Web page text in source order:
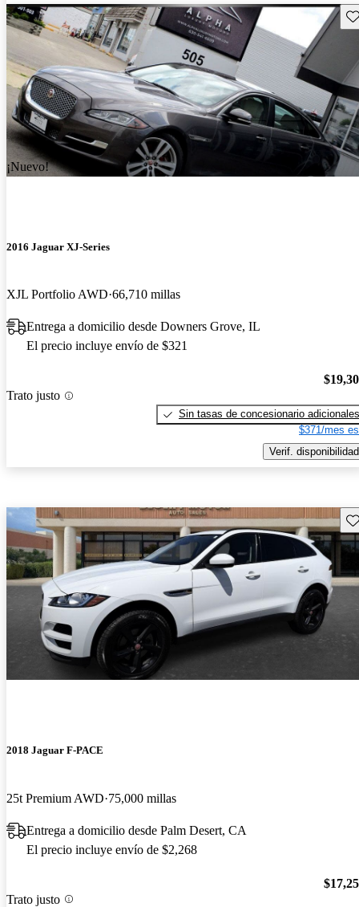
¡Nuevo!
2016 Jaguar XJ-Series
XJL Portfolio AWD 66,710 millas
Entrega a domicilio desde Downers Grove, IL
El precio incluye envío de $321
Trato justo
Sin tasas de concesionario adicionales
$371/mes
Verif. disponibilidad
2018 Jaguar F-PACE
25t Premium AWD 75,000 millas
Entrega a domicilio desde Palm Desert, CA
El precio incluye envío de $2,268
Trato justo